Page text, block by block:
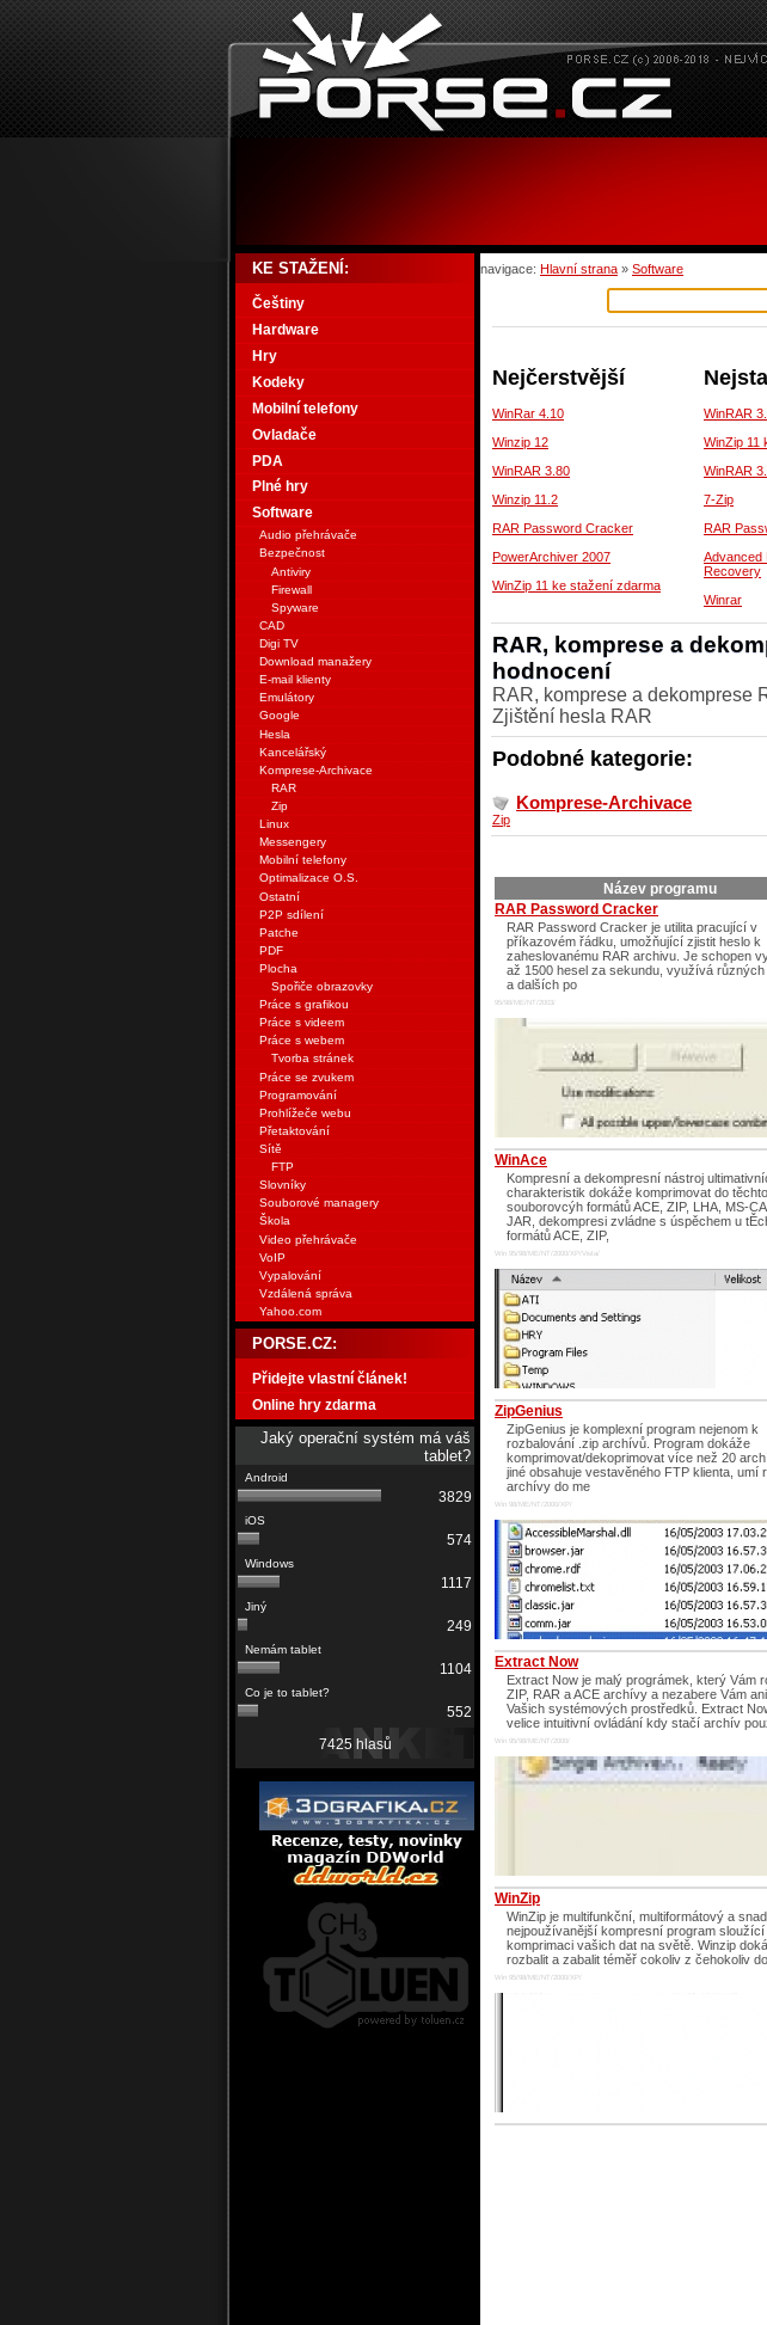
navigace: Hlavní strana » Software
Nejčerstvější
WinRar 4.10
Winzip 12
WinRAR 3.80
Winzip 11.2
RAR Password Cracker
PowerArchiver 2007
WinZip 11 ke stažení zdarma
WinRAR
WinZip 11
WinRAR
7-Zip
RAR
Advanced
Recovery
Winrar
RAR, komprese a
hodnocení
RAR, komprese a dekomprese
Zjištění hesla RAR
Podobné kategorie:
Komprese-Archivace
Zip
Název programu
RAR Password Cracker
RAR Password Cracker je utilita pracující v
příkazovém řádku, umožňující zjistit heslo k
zaheslovanému RAR archivu. Je schopen
až 1500 hesel za sekundu, využívá
a dalších po
95/98/ME/NT/2003/
WinAce
Kompresní a dekompresní nástroj
charakteristik dokáže komprimovat do těchto
souborovcýh formátů ACE, ZIP, LHA, MS-
JAR, dekompresi zvládne s úspěchem u
formátů ACE, ZIP,
Win 95/98/ME/NT/2000/XP/Vista/
ZipGenius
ZipGenius je komplexní program nejenom k
rozbalování .zip archívů. Program dokáže
komprimovat/dekoprimovat více než 20
jiné obsahuje vestavěného FTP klienta, umí
archívy do me
Win 98/ME/NT/2000/XP/
Extract Now
Extract Now je malý prográmek, který Vám
ZIP, RAR a ACE archívy a nezabere Vám
Vašich systémových prostředků. Extract
velice intuitivní ovládání kdy stačí archív
Win 95/98/ME/NT/2000/
WinZip
WinZip je multifunkční, multiformátový a snad
nejpoužívanější kompresní program sloužící
komprimaci vašich dat na světě. Winzip
rozbalit a zabalit téměř cokoliv z čehokoliv
Win 95/98/ME/NT/2000/XP/
KE STAŽENÍ:
Češtiny
Hardware
Hry
Kodeky
Mobilní telefony
Ovladače
PDA
Plné hry
Software
Audio přehrávače
Bezpečnost
Antiviry
Firewall
Spyware
CAD
Digi TV
Download manažery
E-mail klienty
Emulátory
Google
Hesla
Kancelářský
Komprese-Archivace
RAR
Zip
Linux
Messengery
Mobilní telefony
Optimalizace O.S.
Ostatní
P2P sdílení
Patche
PDF
Plocha
Spořiče obrazovky
Práce s grafikou
Práce s videem
Práce s webem
Tvorba stránek
Práce se zvukem
Programování
Prohlížeče webu
Přetaktování
Sítě
FTP
Slovníky
Souborové managery
Škola
Video přehrávače
VoIP
Vypalování
Vzdálená správa
Yahoo.com
PORSE.CZ:
Přidejte vlastní článek!
Online hry zdarma
Jaký operační systém má váš
tablet?
3829
574
1117
249
1104
552
7425 hlasů